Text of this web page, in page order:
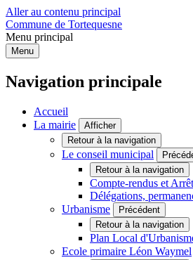
Aller au contenu principal
Commune de Tortequesne
Menu principal
Menu
Navigation principale
Accueil
La mairie
Afficher
Retour à la navigation
Le conseil municipal
Retour à la navigation
Compte-rendus et
Délégations,
Urbanisme
Précédent
Retour à la navigation
Plan Local
Ecole primaire Léon Waymel